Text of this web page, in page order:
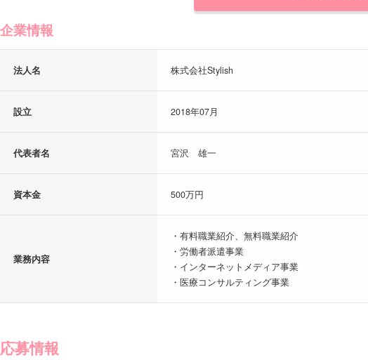
企業情報
法人名 株式会社Stylish
設立 2018年07月
代表者名 宮沢 雄一
資本金 500万円
業務内容
・有料職業紹介、無料職業紹介
・労働者派遣事業
・インターネットメディア事業
・医療コンサルティング事業
応募情報